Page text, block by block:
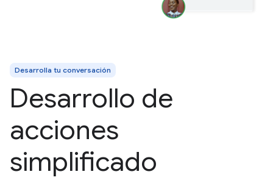
Desarrolla tu conversación
Desarrollo de
acciones
simplificado